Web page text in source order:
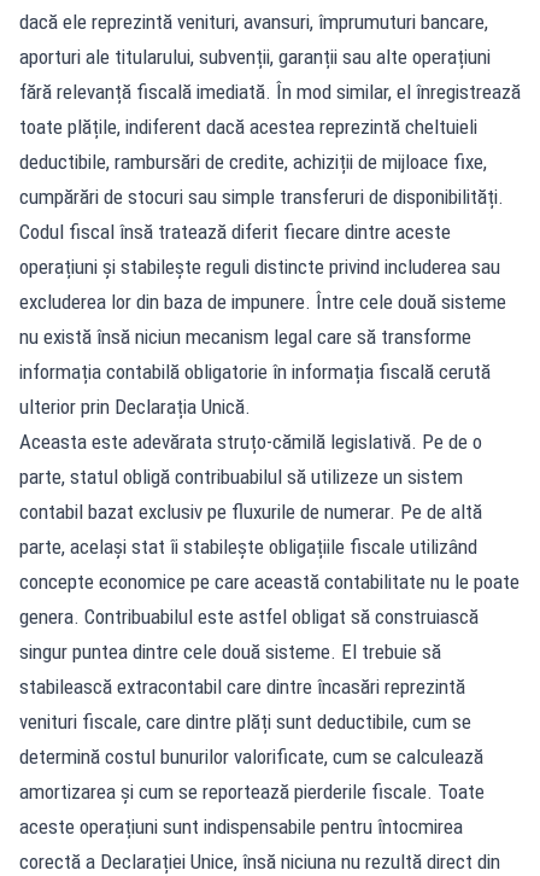
dacă ele reprezintă venituri, avansuri, împrumuturi bancare,
aporturi ale titularului, subvenții, garanții sau alte operațiuni
fără relevanță fiscală imediată. În mod similar, el înregistrează
toate plățile, indiferent dacă acestea reprezintă cheltuieli
deductibile, rambursări de credite, achiziții de mijloace fixe,
cumpărări de stocuri sau simple transferuri de disponibilități.
Codul fiscal însă tratează diferit fiecare dintre aceste
operațiuni și stabilește reguli distincte privind includerea sau
excluderea lor din baza de impunere. Între cele două sisteme
nu există însă niciun mecanism legal care să transforme
informația contabilă obligatorie în informația fiscală cerută
ulterior prin Declarația Unică.
Aceasta este adevărata struțo-cămilă legislativă. Pe de o
parte, statul obligă contribuabilul să utilizeze un sistem
contabil bazat exclusiv pe fluxurile de numerar. Pe de altă
parte, același stat îi stabilește obligațiile fiscale utilizând
concepte economice pe care această contabilitate nu le poate
genera. Contribuabilul este astfel obligat să construiască
singur puntea dintre cele două sisteme. El trebuie să
stabilească extracontabil care dintre încasări reprezintă
venituri fiscale, care dintre plăți sunt deductibile, cum se
determină costul bunurilor valorificate, cum se calculează
amortizarea și cum se reportează pierderile fiscale. Toate
aceste operațiuni sunt indispensabile pentru întocmirea
corectă a Declarației Unice, însă niciuna nu rezultă direct din